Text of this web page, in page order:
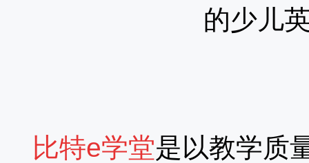
的少儿
比特e学堂是以教学质